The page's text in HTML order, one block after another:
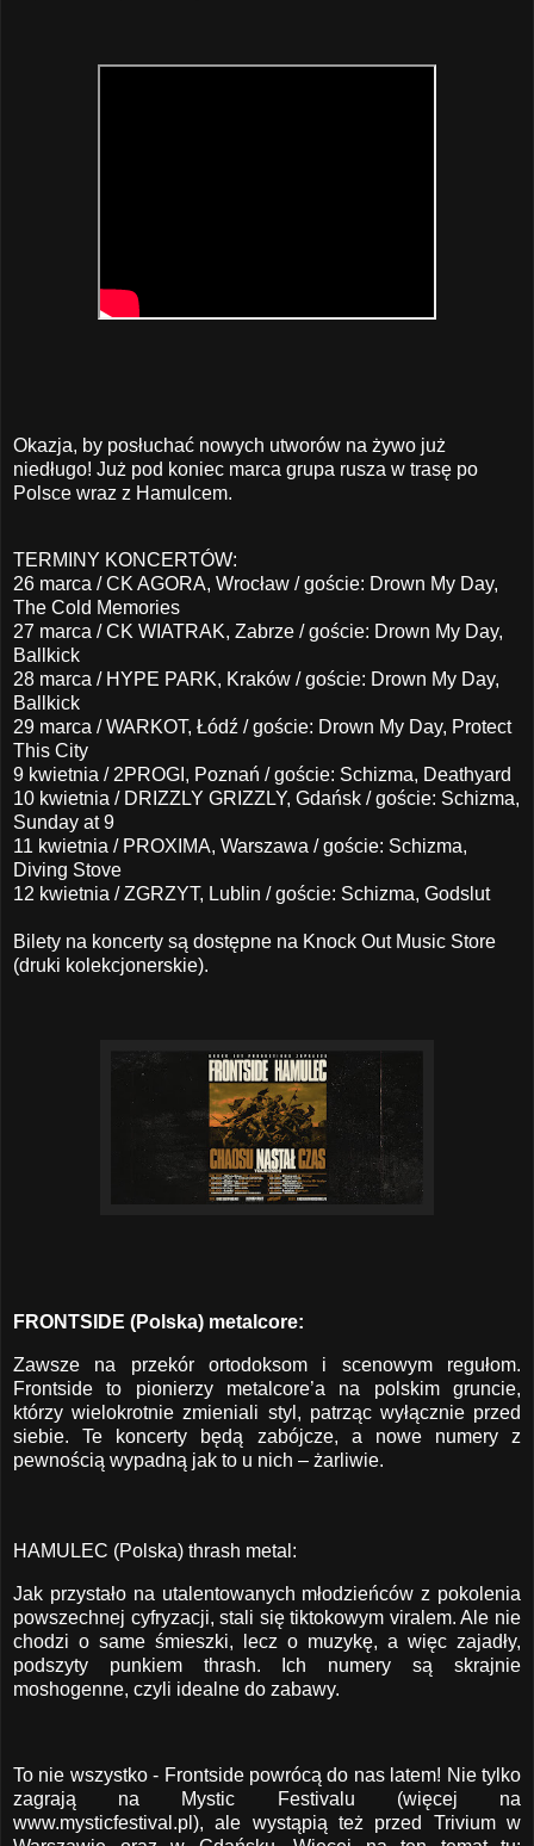
Okazja, by posłuchać nowych utworów na żywo już
niedługo! Już pod koniec marca grupa rusza w trasę po
Polsce wraz z Hamulcem.
TERMINY KONCERTÓW:
26 marca / CK AGORA, Wrocław / goście: Drown My Day,
The Cold Memories
27 marca / CK WIATRAK, Zabrze / goście: Drown My Day,
Ballkick
28 marca / HYPE PARK, Kraków / goście: Drown My Day,
Ballkick
29 marca / WARKOT, Łódź / goście: Drown My Day, Protect
This City
9 kwietnia / 2PROGI, Poznań / goście: Schizma, Deathyard
10 kwietnia / DRIZZLY GRIZZLY, Gdańsk / goście: Schizma,
Sunday at 9
11 kwietnia / PROXIMA, Warszawa / goście: Schizma,
Diving Stove
12 kwietnia / ZGRZYT, Lublin / goście: Schizma, Godslut
Bilety na koncerty są dostępne na Knock Out Music Store
(druki kolekcjonerskie).
FRONTSIDE (Polska) metalcore:
Zawsze na przekór ortodoksom i scenowym regułom.
Frontside to pionierzy metalcore’a na polskim gruncie,
którzy wielokrotnie zmieniali styl, patrząc wyłącznie przed
siebie. Te koncerty będą zabójcze, a nowe numery z
pewnością wypadną jak to u nich – żarliwie.
HAMULEC (Polska) thrash metal:
Jak przystało na utalentowanych młodzieńców z pokolenia
powszechnej cyfryzacji, stali się tiktokowym viralem. Ale nie
chodzi o same śmieszki, lecz o muzykę, a więc zajadły,
podszyty punkiem thrash. Ich numery są skrajnie
moshogenne, czyli idealne do zabawy.
To nie wszystko - Frontside powrócą do nas latem! Nie tylko
zagrają na Mystic Festivalu (więcej na
www.mysticfestival.pl ), ale wystąpią też przed Trivium w